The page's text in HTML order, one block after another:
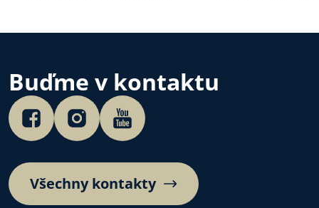
Buďme v kontaktu
Všechny kontakty